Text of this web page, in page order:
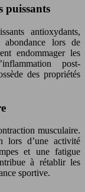
puissants
antioxydants,
lors de
endommager les
post-
des propriétés
musculaire.
lors d’une activité
et une fatigue
à rétablir les
sportive.